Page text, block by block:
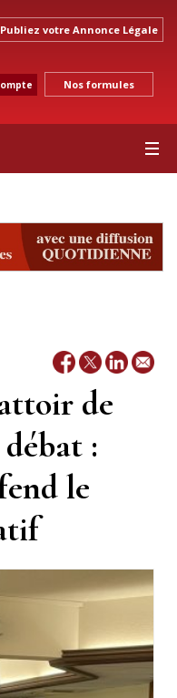
Publiez votre Annonce Légale
Nos formules
de
:
le